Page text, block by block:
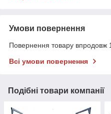
Умови повернення
Повернення товару впродовж
Всі умови повернення
Подібні товари компанії